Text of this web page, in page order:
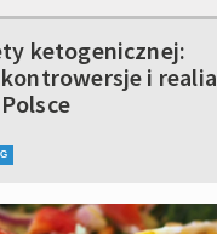
ketogenicznej:
i realia